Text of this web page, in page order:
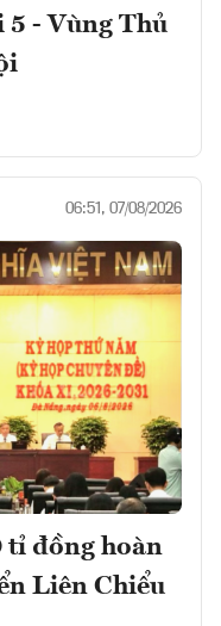
5 - Vùng Thủ
06:51, 07/08/2026
đồng hoàn
Liên Chiểu